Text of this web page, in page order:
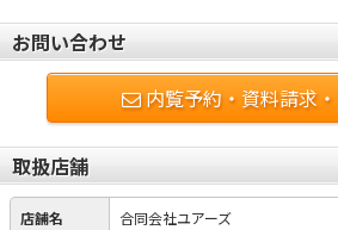
お問い合わせ
内覧予約・資料請求
取扱店舗
店舗名 合同会社ユアーズ